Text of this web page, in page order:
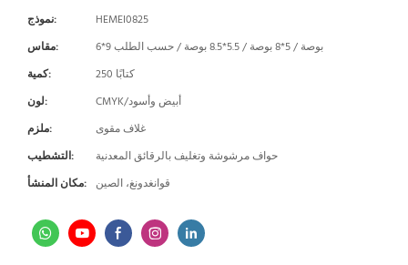
نموذج:
HEMEI0825
مقاس:
6*9 بوصة / 5*8 بوصة / 5.5*8.5 بوصة / حسب الطلب
كمية:
250 كتابًا
لون:
CMYK/أبيض وأسود
ملزم:
غلاف مقوى
التشطيب:
حواف مرشوشة وتغليف بالرقائق المعدنية
مكان المنشأ: قوانغدونغ، الصين